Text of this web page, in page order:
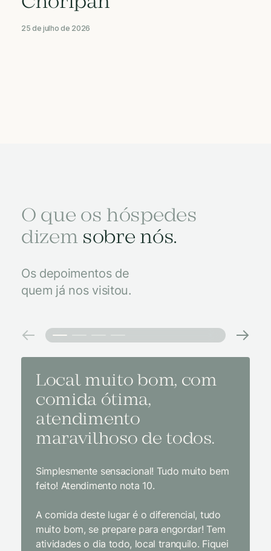
25 de julho de 2026
O que os hóspedes
dizem sobre nós.
Os depoimentos de
quem já nos visitou.
Local muito bom, com
comida ótima,
atendimento
maravilhoso de todos.
Simplesmente sensacional! Tudo muito bem
feito! Atendimento nota 10.
A comida deste lugar é o diferencial, tudo
muito bom, se prepare para engordar! Tem
atividades o dia todo, local tranquilo. Fiquei